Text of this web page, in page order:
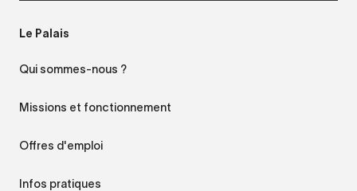
Le Palais
Qui sommes-nous ?
Missions et fonctionnement
Offres d'emploi
Infos pratiques